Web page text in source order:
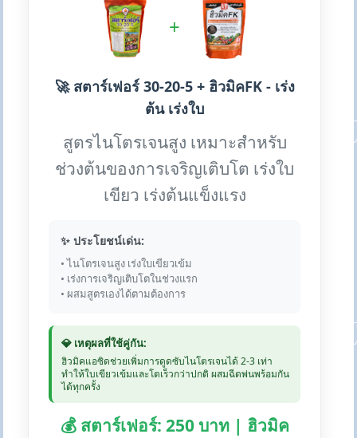
+
🚀 สตาร์เฟอร์ 30-20-5 + ฮิวมิคFK - เร่ง
ต้น เร่งใบ
สูตรไนโตรเจนสูง เหมาะสำหรับ
ช่วงต้นของการเจริญเติบโต เร่งใบ
เขียว เร่งต้นแข็งแรง
✨ ประโยชน์เด่น:
• ไนโตรเจนสูง เร่งใบเขียวเข้ม
• เร่งการเจริญเติบโตในช่วงแรก
• ผสมสูตรเองได้ตามต้องการ
💎 เหตุผลที่ใช้คู่กัน:
ฮิวมิคแอซิดช่วยเพิ่มการดูดซับไนโตรเจนได้ 2-3 เท่า
ทำให้ใบเขียวเข้มและโตเร็วกว่าปกติ ผสมฉีดพ่นพร้อมกัน
ได้ทุกครั้ง
💰 สตาร์เฟอร์: 250 บาท | ฮิวมิค